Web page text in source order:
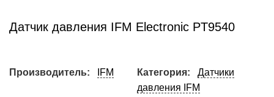
Датчик давления IFM Electronic PT9540
Производитель: IFM Категория:
Датчики
давления IFM